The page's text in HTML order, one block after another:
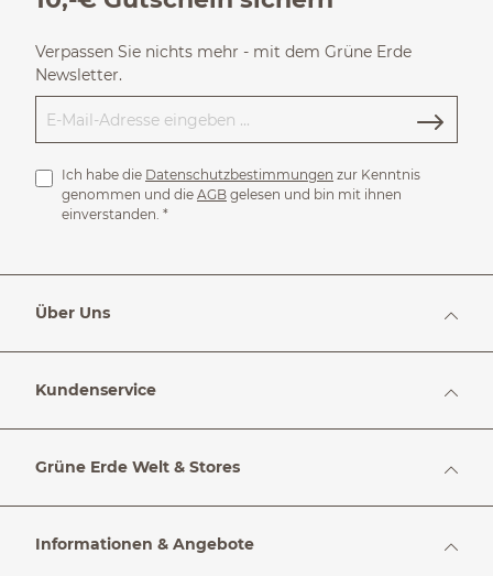
Verpassen Sie nichts mehr - mit dem Grüne Erde
Newsletter.
Ich habe die Datenschutzbestimmungen zur Kenntnis
genommen und die AGB gelesen und bin mit ihnen
einverstanden. *
Über Uns
Kundenservice
Grüne Erde Welt & Stores
Informationen & Angebote